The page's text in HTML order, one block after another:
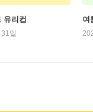
유리컵
일
여